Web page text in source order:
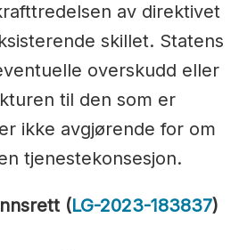
av direktivet
skillet. Statens
overskudd eller
til den som er
ikke avgjørende for om
tjenestekonsesjon.
(LG-2023-183837)